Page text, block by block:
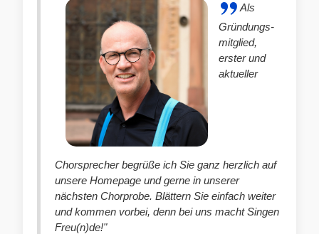
Als
Gründungs-
mitglied,
erster und
aktueller
Chorsprecher begrüße ich Sie ganz herzlich auf
unsere Homepage und gerne in unserer
nächsten Chorprobe. Blättern Sie einfach weiter
und kommen vorbei, denn bei uns macht Singen
Freu(n)de!"